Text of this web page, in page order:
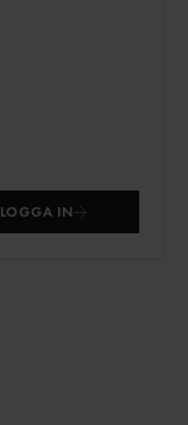
LOGGA IN